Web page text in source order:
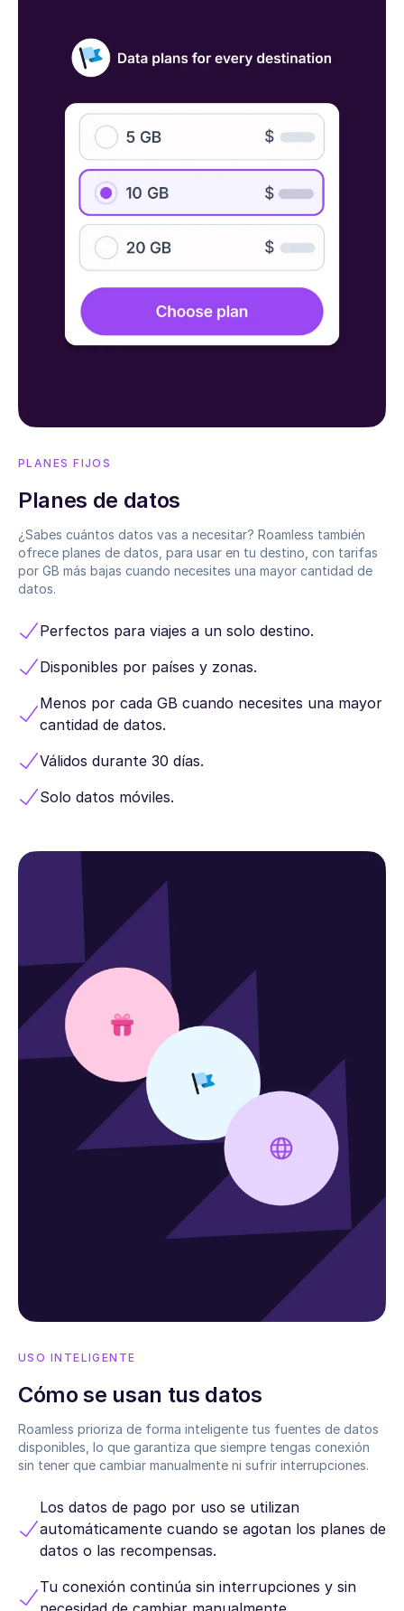
PLANES FIJOS
Planes de datos
¿Sabes cuántos datos vas a necesitar? Roamless también
ofrece planes de datos, para usar en tu destino, con tarifas
por GB más bajas cuando necesites una mayor cantidad de
datos.
Perfectos para viajes a un solo destino.
Disponibles por países y zonas.
Menos por cada GB cuando necesites una mayor
cantidad de datos.
Válidos durante 30 días.
Solo datos móviles.
USO INTELIGENTE
Cómo se usan tus datos
Roamless prioriza de forma inteligente tus fuentes de datos
disponibles, lo que garantiza que siempre tengas conexión
sin tener que cambiar manualmente ni sufrir interrupciones.
Los datos de pago por uso se utilizan
automáticamente cuando se agotan los planes de
datos o las recompensas.
Tu conexión continúa sin interrupciones y sin